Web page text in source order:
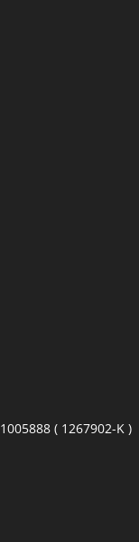
( 1267902-K )